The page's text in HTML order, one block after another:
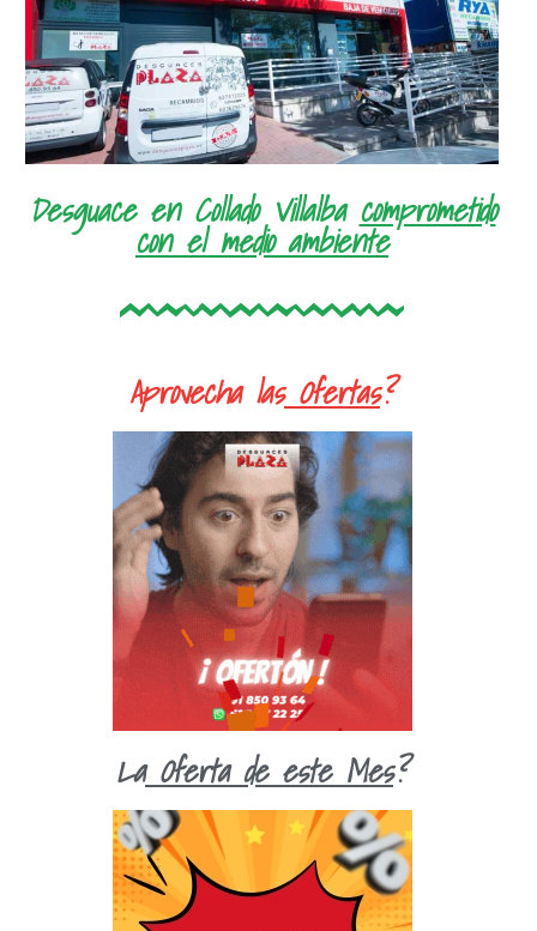
Desguace en Collado Villalba comprometido
con el medio ambiente
Aprovecha lasOfertas?
LaOferta de este Mes?